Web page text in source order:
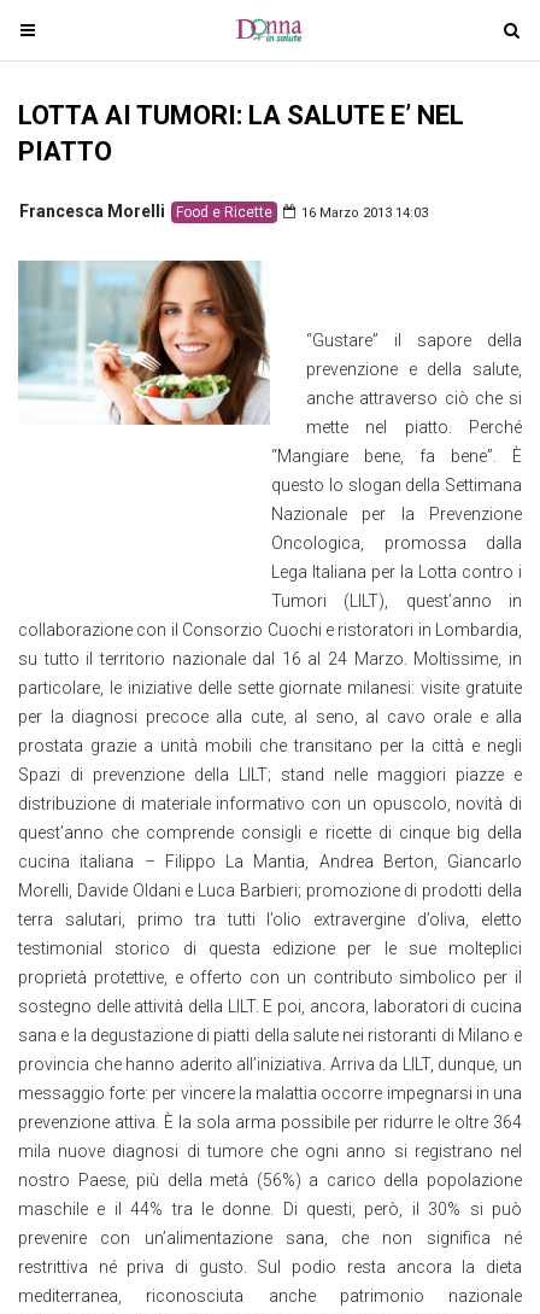
T
o
l
n
v
t
i
T
o
a
t
o
LOTTA AI TUMORI: LA SALUTE E’ NEL
PIATTO
Francesca Morelli Food e Ricette 16 Marzo 2013 14:03
“Gustare” il sapore della
prevenzione e della salute,
anche attraverso ciò che si
mette nel piatto. Perché
“Mangiare bene, fa bene”. È
questo lo slogan della Settimana
Nazionale per la Prevenzione
Oncologica, promossa dalla
Lega Italiana per la Lotta contro i
Tumori (LILT), quest’anno in
collaborazione con il Consorzio Cuochi e ristoratori in Lombardia,
su tutto il territorio nazionale dal 16 al 24 Marzo. Moltissime, in
particolare, le iniziative delle sette giornate milanesi: visite gratuite
per la diagnosi precoce alla cute, al seno, al cavo orale e alla
prostata grazie a unità mobili che transitano per la città e negli
Spazi di prevenzione della LILT; stand nelle maggiori piazze e
distribuzione di materiale informativo con un opuscolo, novità di
quest’anno che comprende consigli e ricette di cinque big della
cucina italiana – Filippo La Mantia, Andrea Berton, Giancarlo
Morelli, Davide Oldani e Luca Barbieri; promozione di prodotti della
terra salutari, primo tra tutti l’olio extravergine d’oliva, eletto
testimonial storico di questa edizione per le sue molteplici
proprietà protettive, e offerto con un contributo simbolico per il
sostegno delle attività della LILT. E poi, ancora, laboratori di cucina
sana e la degustazione di piatti della salute nei ristoranti di Milano e
provincia che hanno aderito all’iniziativa. Arriva da LILT, dunque, un
messaggio forte: per vincere la malattia occorre impegnarsi in una
prevenzione attiva. È la sola arma possibile per ridurre le oltre 364
mila nuove diagnosi di tumore che ogni anno si registrano nel
nostro Paese, più della metà (56%) a carico della popolazione
maschile e il 44% tra le donne. Di questi, però, il 30% si può
prevenire con un’alimentazione sana, che non significa né
restrittiva né priva di gusto. Sul podio resta ancora la dieta
mediterranea, riconosciuta anche patrimonio nazionale